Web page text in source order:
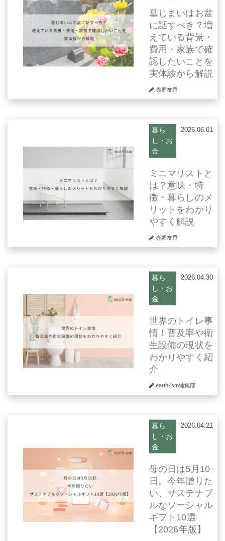
墓じまいはお盆
に話すべき？増
えている背景・
費用・家族で確
認したいことを
実体験から解説
赤堀友香
暮ら
し・お
金
2026.06.01
ミニマリストと
は？意味・特
徴・暮らしのメ
リットをわかり
やすく解説
赤堀友香
暮ら
し・お
金
2026.04.30
世界のトイレ事
情！普及率や衛
生設備の現状を
わかりやすく紹
介
earth-ism編集部
暮ら
し・お
金
2026.04.21
母の日は5月10
日。今年贈りた
い、サステナブ
ルなソーシャル
ギフト10選
【2026年版】